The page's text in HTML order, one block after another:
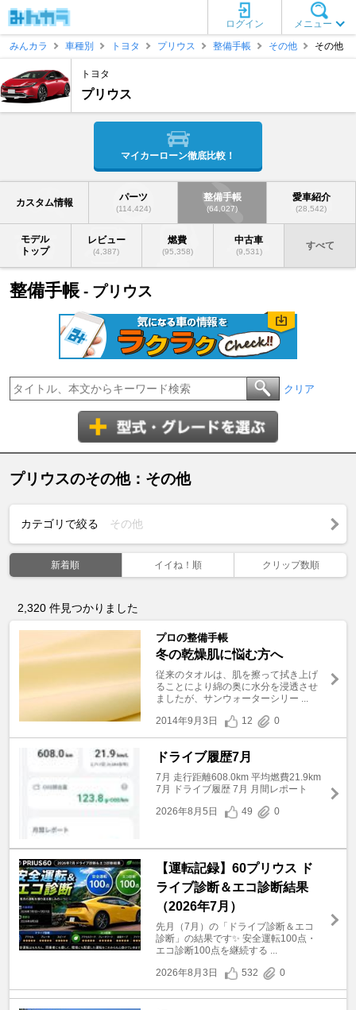
メニュー
ログイン
みんカラ
車種別 トヨタ プリウス 整備手帳 その他 その他
トヨタ
プリウス
マイカーローン徹底比較！
カスタム情報 パーツ
(114,424)
整備手帳
(64,027)
愛車紹介
(28,542)
モデル
トップ
レビュー
(4,387)
燃費
(95,358)
中古車
(9,531)
すべて
整備手帳 - プリウス
クリア
プリウスのその他：その他
カテゴリで絞る その他
新着順 イイね！順 クリップ数順
2,320 件見つかりました
プロの整備手帳
冬の乾燥肌に悩む方へ
従来のタオルは、肌を擦って拭き上げ
ることにより綿の奥に水分を浸透させ
ましたが、サンウォーターシリー ...
2014年9月3日
12 0
ドライブ履歴7月
7月 走行距離608.0km 平均燃費21.9km
7月 ドライブ履歴 7月 月間レポート
2026年8月5日
49 0
【運転記録】60プリウス ド
ライブ診断＆エコ診断結果
（2026年7月）
先月（7月）の「ドライブ診断＆エコ
診断」の結果です✨ 安全運転100点・
エコ診断100点を継続する ...
2026年8月3日
532 0